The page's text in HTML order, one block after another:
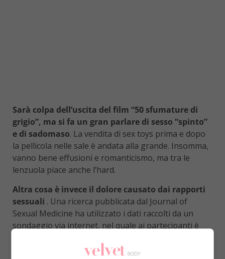
Sarà colpa dell’uscita del film “50 sfumature di
grigio”, ma si fa un gran parlare di sesso “spinto”
e di sadomaso. La vendita di sex toys prima e dopo
la pellicola nelle sale è andata alla grande. Insomma,
vanno bene effusioni e romanticismo, ma tra le
lenzuola piace anche l’hard.
Altra cosa è invece il dolore causato dai rapporti
sessuali . Una ricerca pubblicata dal Journal of
Sexual Medicine ha utilizzato i dati raccolti da un
sondaggio via internet, nel quale ai partecipanti è
rapporto sessuale, per quanto tempo e dove fosse